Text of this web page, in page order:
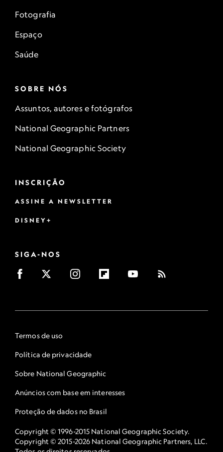
Fotografia
Espaço
Saúde
SOBRE NÓS
Assuntos, autores e fotógrafos
National Geographic Partners
National Geographic Society
INSCRIÇÃO
ASSINE A NEWSLETTER
DISNEY+
SIGA-NOS
Termos de uso
Política de privacidade
Sobre National Geographic
Anúncios com base em interesses
Proteção de dados no Brasil
Copyright © 1996-2015 National Geographic Society.
Copyright © 2015-2026 National Geographic Partners, LLC.